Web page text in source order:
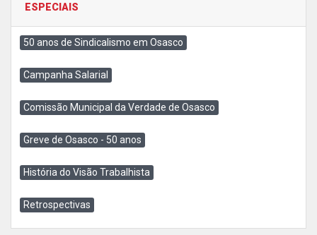
ESPECIAIS
50 anos de Sindicalismo em Osasco
Campanha Salarial
Comissão Municipal da Verdade de Osasco
Greve de Osasco - 50 anos
História do Visão Trabalhista
Retrospectivas